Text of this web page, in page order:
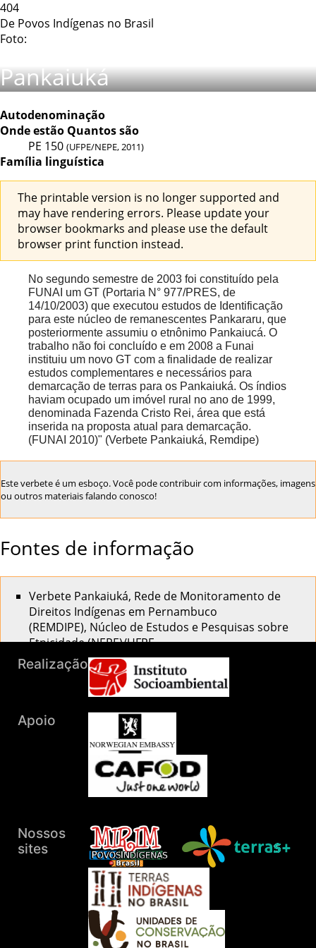
404
De Povos Indígenas no Brasil
Foto:
Pankaiuká
Autodenominação
Onde estão Quantos são
PE 150 (UFPE/NEPE, 2011)
Família linguística
The printable version is no longer supported and
may have rendering errors. Please update your
browser bookmarks and please use the default
browser print function instead.
No segundo semestre de 2003 foi constituído pela
FUNAI um GT (Portaria N° 977/PRES, de
14/10/2003) que executou estudos de Identificação
para este núcleo de remanescentes Pankararu, que
posteriormente assumiu o etnônimo Pankaiucá. O
trabalho não foi concluído e em 2008 a Funai
instituiu um novo GT com a finalidade de realizar
estudos complementares e necessários para
demarcação de terras para os Pankaiuká. Os índios
haviam ocupado um imóvel rural no ano de 1999,
denominada Fazenda Cristo Rei, área que está
inserida na proposta atual para demarcação.
(FUNAI 2010)" (Verbete Pankaiuká, Remdipe)
Este verbete é um esboço. Você pode contribuir com informações, imagens
ou outros materiaisfalando conosco!
Fontes de informação
Verbete Pankaiuká, Rede de Monitoramento de
Direitos Indígenas em Pernambuco
(REMDIPE), Núcleo de Estudos e Pesquisas sobre
Etnicidade (NEPE)/UFPE